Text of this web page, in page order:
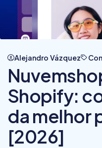
Alejandro Vázquez
Shopify:
da melhor
[2026]